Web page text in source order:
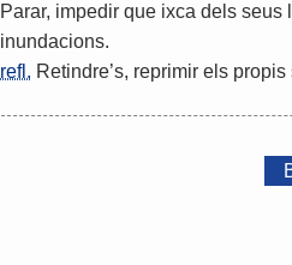
Parar, impedir que ixca dels seus
inundacions.
refl. Retindre’s, reprimir els propis